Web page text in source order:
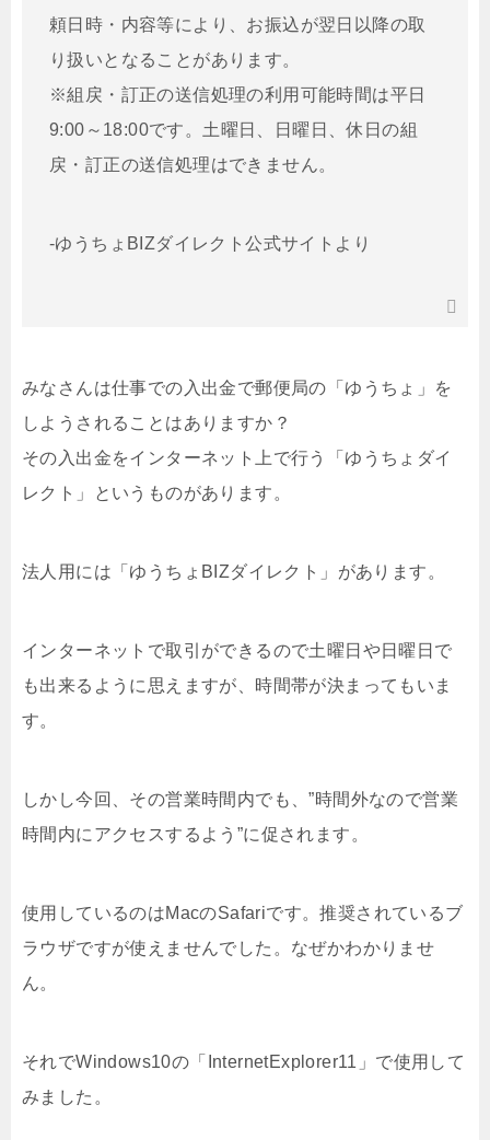
頼日時・内容等により、お振込が翌日以降の取
り扱いとなることがあります。
※組戻・訂正の送信処理の利用可能時間は平日
9:00～18:00です。土曜日、日曜日、休日の組
戻・訂正の送信処理はできません。
-ゆうちょBIZダイレクト公式サイトより
みなさんは仕事での入出金で郵便局の「ゆうちょ」を
しようされることはありますか？
その入出金をインターネット上で行う「ゆうちょダイ
レクト」というものがあります。
法人用には「ゆうちょBIZダイレクト」があります。
インターネットで取引ができるので土曜日や日曜日で
も出来るように思えますが、時間帯が決まってもいま
す。
しかし今回、その営業時間内でも、”時間外なので営業
時間内にアクセスするよう”に促されます。
使用しているのはMacのSafariです。推奨されているブ
ラウザですが使えませんでした。なぜかわかりませ
ん。
それでWindows10の「InternetExplorer11」で使用して
みました。